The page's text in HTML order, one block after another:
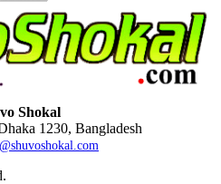
Shokal
1230, Bangladesh